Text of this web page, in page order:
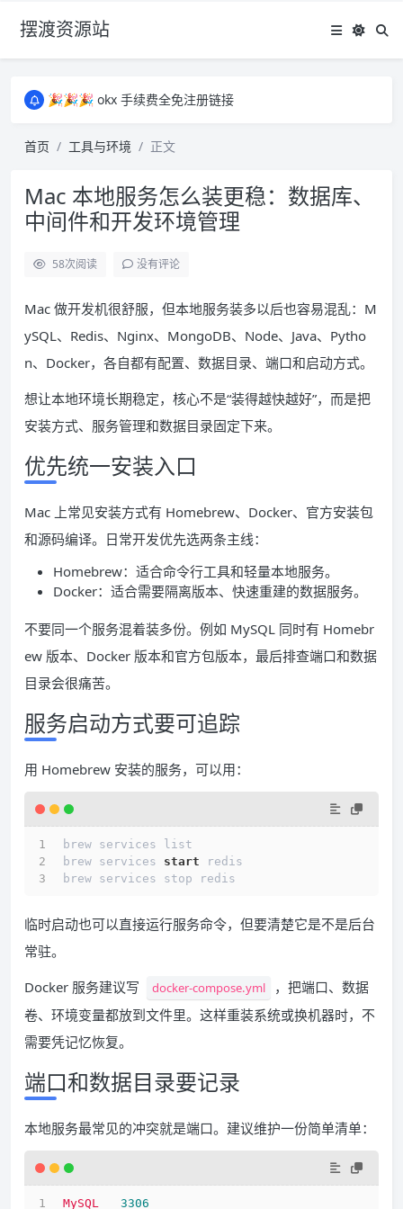
摆渡资源站
🎉🎉🎉 okx 手续费全免注册链接
所有资源均为免费网盘资源，资源失效请备注留言，感谢！
🎉🎉🎉 okx 手续费全免注册链接
首页 工具与环境 正文
Mac 本地服务怎么装更稳：数据库、
中间件和开发环境管理
58次阅读 没有评论
Mac 做开发机很舒服，但本地服务装多以后也容易混乱：M
ySQL、Redis、Nginx、MongoDB、Node、Java、Pytho
n、Docker，各自都有配置、数据目录、端口和启动方式。
想让本地环境长期稳定，核心不是“装得越快越好”，而是把
安装方式、服务管理和数据目录固定下来。
优先统一安装入口
Mac 上常见安装方式有 Homebrew、Docker、官方安装包
和源码编译。日常开发优先选两条主线：
Homebrew：适合命令行工具和轻量本地服务。
Docker：适合需要隔离版本、快速重建的数据服务。
不要同一个服务混着装多份。例如 MySQL 同时有 Homebr
ew 版本、Docker 版本和官方包版本，最后排查端口和数据
目录会很痛苦。
服务启动方式要可追踪
用 Homebrew 安装的服务，可以用：
brew services list
brew services start redis
brew services stop redis
临时启动也可以直接运行服务命令，但要清楚它是不是后台
常驻。
Docker 服务建议写
docker-compose.yml
，把端口、数据
卷、环境变量都放到文件里。这样重装系统或换机器时，不
需要凭记忆恢复。
端口和数据目录要记录
本地服务最常见的冲突就是端口。建议维护一份简单清单：
MySQL 3306